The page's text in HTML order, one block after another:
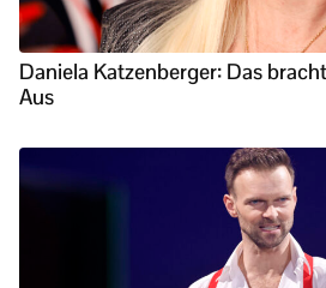
Daniela Katzenberger: Das
Aus